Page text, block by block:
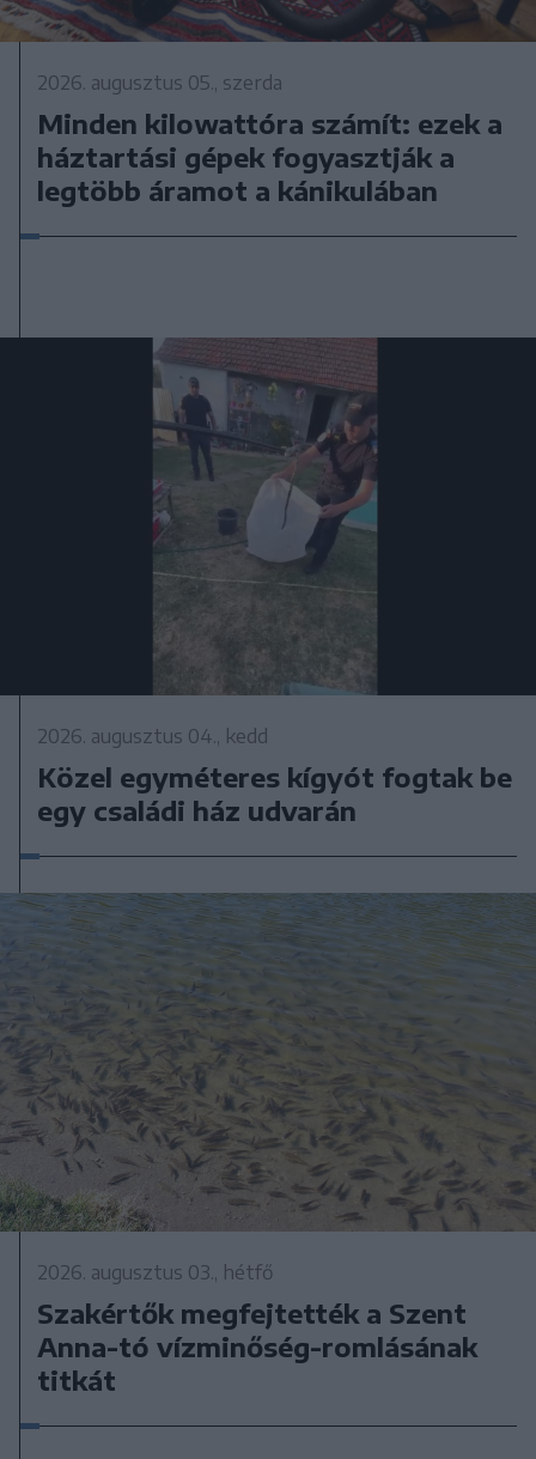
2026. augusztus 05., szerda
Minden kilowattóra számít: ezek a
háztartási gépek fogyasztják a
legtöbb áramot a kánikulában
2026. augusztus 04., kedd
Közel egyméteres kígyót fogtak be
egy családi ház udvarán
2026. augusztus 03., hétfő
Szakértők megfejtették a Szent
Anna-tó vízminőség-romlásának
titkát